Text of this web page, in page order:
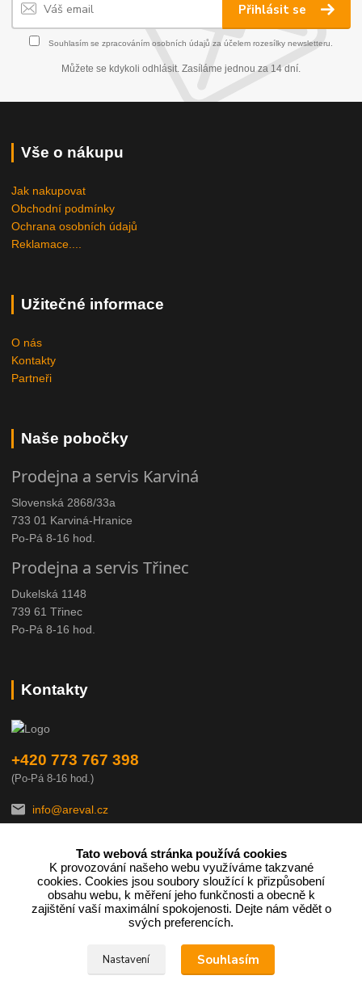
Přihlásit se
Souhlasím se zpracováním osobních údajů za účelem rozesílky newsletteru.
Můžete se kdykoli odhlásit. Zasíláme jednou za 14 dní.
Vše o nákupu
Jak nakupovat
Obchodní podmínky
Ochrana osobních údajů
Reklamace....
Užitečné informace
O nás
Kontakty
Partneři
Naše pobočky
Prodejna a servis Karviná
Slovenská 2868/33a
733 01 Karviná-Hranice
Po-Pá 8-16 hod.
Prodejna a servis Třinec
Dukelská 1148
739 61 Třinec
Po-Pá 8-16 hod.
Kontakty
+420 773 767 398
(Po-Pá 8-16 hod.)
info@areval.cz
Podle zákona o evidenci tržeb je prodávající povinen vystavit
Zároveň je povinen zaevidovat přijatou tržbu u správce daně online;
v případě technického výpadku pak nejpozději do 48 hodin.
Tato webová stránka používá cookies
K provozování našeho webu využíváme takzvané
cookies. Cookies jsou soubory sloužící k přizpůsobení
obsahu webu, k měření jeho funkčnosti a obecně k
zajištění vaší maximální spokojenosti. Dejte nám vědět o
svých preferencích.
Nastavení Souhlasím